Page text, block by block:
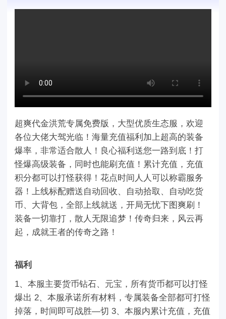
超爽代金洪荒专属免费版，大型优质生态服，欢迎
各位大佬大驾光临！海量充值福利加上超高的装备
爆率，非常适合散人！良心福利送您一路到底！打
怪爆高级装备，同时也能刷充值！累计充值，充值
积分都可以打怪获得！花点时间人人可以称霸服务
器！上线标配赠送自动回收、自动拾取、自动吃货
币、大背包，全部上线就送，开局无忧下图爽刷！
装备一切靠打，散人无限追梦！传奇归来，风云再
起，成就王者的传奇之路！
福利
1、本服主要货币钻石、元宝，所有货币都可以打怪
爆出 2、本服承诺所有材料，专属装备全部都可打怪
掉落，时间即可战胜—切 3、本服内累计充值，充值